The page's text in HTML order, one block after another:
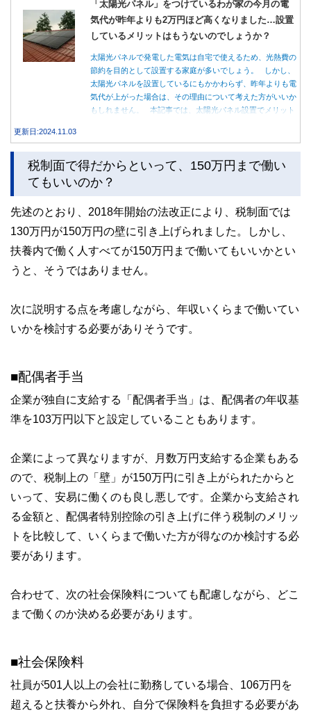
「太陽光パネル」をつけているわが家の今月の電
気代が昨年よりも2万円ほど高くなりました…設置
しているメリットはもうないのでしょうか？
太陽光パネルで発電した電気は自宅で使えるため、光熱費の
節約を目的として設置する家庭が多いでしょう。 しかし、
太陽光パネルを設置しているにもかかわらず、昨年よりも電
気代が上がった場合は、その理由について考えた方がいいか
もしれません。 本記事では、太陽光パネル設置でメリット
更新日:2024.11.03
税制面で得だからといって、150万円まで働い
てもいいのか？
先述のとおり、2018年開始の法改正により、税制面では
130万円が150万円の壁に引き上げられました。しかし、
扶養内で働く人すべてが150万円まで働いてもいいかとい
うと、そうではありません。
次に説明する点を考慮しながら、年収いくらまで働いてい
いかを検討する必要がありそうです。
■配偶者手当
企業が独自に支給する「配偶者手当」は、配偶者の年収基
準を103万円以下と設定していることもあります。
企業によって異なりますが、月数万円支給する企業もある
ので、税制上の「壁」が150万円に引き上がられたからと
いって、安易に働くのも良し悪しです。企業から支給され
る金額と、配偶者特別控除の引き上げに伴う税制のメリッ
トを比較して、いくらまで働いた方が得なのか検討する必
要があります。
合わせて、次の社会保険料についても配慮しながら、どこ
まで働くのか決める必要があります。
■社会保険料
社員が501人以上の会社に勤務している場合、106万円を
超えると扶養から外れ、自分で保険料を負担する必要があ